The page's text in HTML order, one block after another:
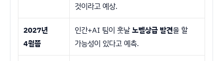
것이라고 예상.
2027년
4월쯤
인간+AI 팀이 훗날노벨상급 발견을 할
가능성이 있다고 예측.